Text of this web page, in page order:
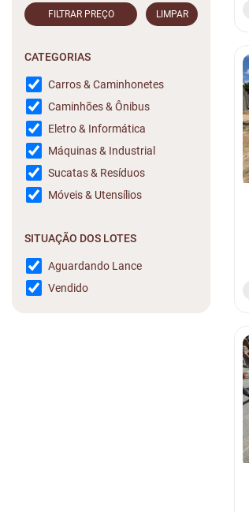
FILTRAR PREÇO LIMPAR
CATEGORIAS
Carros & Caminhonetes
Caminhões & Ônibus
Eletro & Informática
Máquinas & Industrial
Sucatas & Resíduos
Móveis & Utensílios
SITUAÇÃO DOS LOTES
Aguardando Lance
Vendido